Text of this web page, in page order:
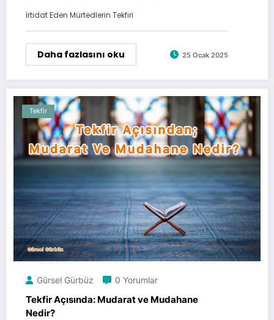
İrtidat Eden Mürtedlerin Tekfiri
Daha fazlasını oku 25 Ocak 2025
Tekfir
Gürsel Gürbüz 0 Yorumlar
Tekfir Açısında: Mudarat ve Mudahane
Nedir?